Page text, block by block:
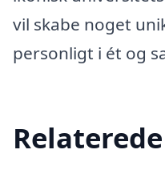
vil skabe noget
personligt i ét og